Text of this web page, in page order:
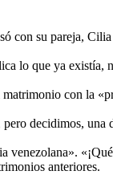
su pareja,
lo que ya
con la
decidimos,
anteriores.